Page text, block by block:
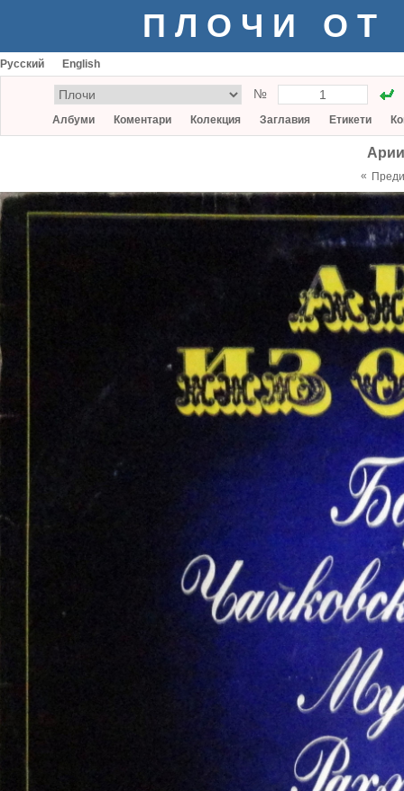
ПЛОЧИ ОТ
Русский English
№
Албуми Коментари Колекция Заглавия Етикети
«